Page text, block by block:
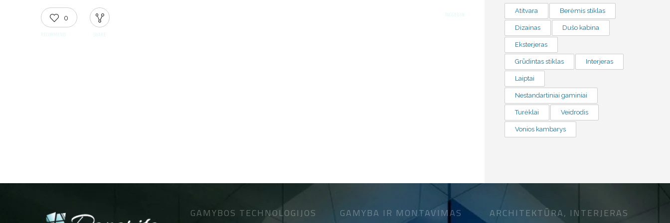
0
RECOMMEND SHARE
TAGGED IN Atitvara Berėmis stiklas
Dizainas Dušo kabina
Eksterjeras
Grūdintas stiklas Interjeras
Laiptai
Nestandartiniai gaminiai
Turėklai Veidrodis
Vonios kambarys
GAMYBOS TECHNOLOGIJOS GAMYBA IR MONTAVIMAS ARCHITEKTŪRA, INTERJERAS